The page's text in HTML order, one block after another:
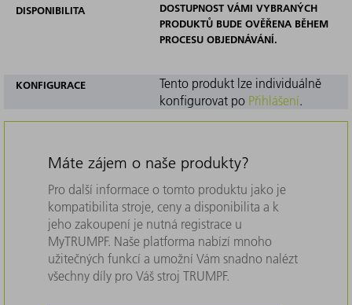
DISPONIBILITA
DOSTUPNOST VÁMI VYBRANÝCH
PRODUKTŮ BUDE OVĚŘENA BĚHEM
PROCESU OBJEDNÁVÁNÍ.
KONFIGURACE
Tento produkt lze individuálně
konfigurovat po Přihlášení.
Máte zájem o naše produkty?
Pro další informace o tomto produktu jako je
kompatibilita stroje, ceny a disponibilita a k
jeho zakoupení je nutná registrace u
MyTRUMPF. Naše platforma nabízí mnoho
užitečných funkcí a umožní Vám snadno nalézt
všechny díly pro Váš stroj TRUMPF.